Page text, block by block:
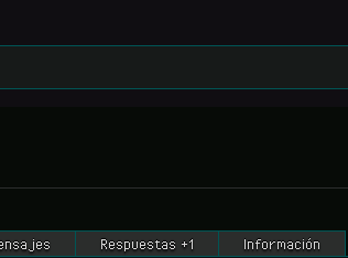
Respuestas +1 Información